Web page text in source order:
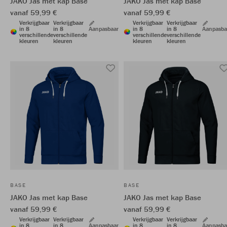
vanaf 59,99 €
Verkrijgbaar
in 8
verschillende
kleuren
Verkrijgbaar
in 8
verschillende
kleuren
Aanpasbaar
vanaf 59,99 €
Verkrijgbaar
in 8
verschillende
kleuren
Verkrijgbaar
in 8
verschillende
kleuren
BASE
JAKO Jas met kap Base
vanaf 59,99 €
Verkrijgbaar
in 8
Verkrijgbaar
in 8
Aanpasbaar
BASE
JAKO Jas met kap Base
vanaf 59,99 €
Verkrijgbaar
in 8
Verkrijgbaar
in 8